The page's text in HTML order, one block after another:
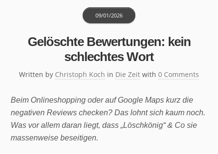
Gelöschte Bewertungen: kein
schlechtes Wort
Written by Christoph Koch
09/01/2026
in Die Zeit with 0 Comments
Beim Onlineshopping oder auf Google Maps kurz die
negativen Reviews checken? Das lohnt sich kaum noch.
Was vor allem daran liegt, dass „Löschkönig“ & Co sie
massenweise beseitigen.